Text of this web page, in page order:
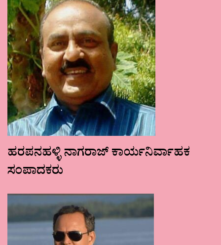
ಹರಪನಹಳ್ಳಿ ನಾಗರಾಜ್ ಕಾರ್ಯನಿರ್ವಾಹಕ
ಸಂಪಾದಕರು